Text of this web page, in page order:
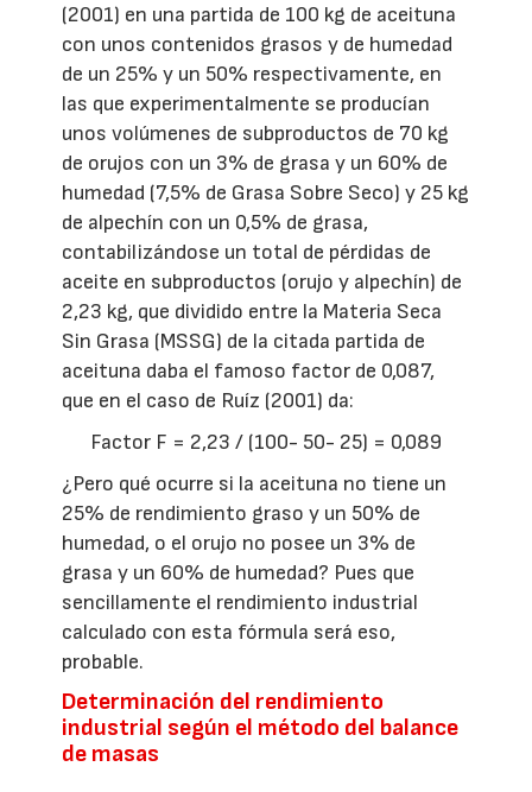
(2001) en una partida de 100 kg de aceituna
con unos contenidos grasos y de humedad
de un 25% y un 50% respectivamente, en
las que experimentalmente se producían
unos volúmenes de subproductos de 70 kg
de orujos con un 3% de grasa y un 60% de
humedad (7,5% de Grasa Sobre Seco) y 25 kg
de alpechín con un 0,5% de grasa,
contabilizándose un total de pérdidas de
aceite en subproductos (orujo y alpechín) de
2,23 kg, que dividido entre la Materia Seca
Sin Grasa (MSSG) de la citada partida de
aceituna daba el famoso factor de 0,087,
que en el caso de Ruíz (2001) da:
Factor F = 2,23 / (100- 50- 25) = 0,089
¿Pero qué ocurre si la aceituna no tiene un
25% de rendimiento graso y un 50% de
humedad, o el orujo no posee un 3% de
grasa y un 60% de humedad? Pues que
sencillamente el rendimiento industrial
calculado con esta fórmula será eso,
probable.
Determinación del rendimiento
industrial según el método del balance
de masas